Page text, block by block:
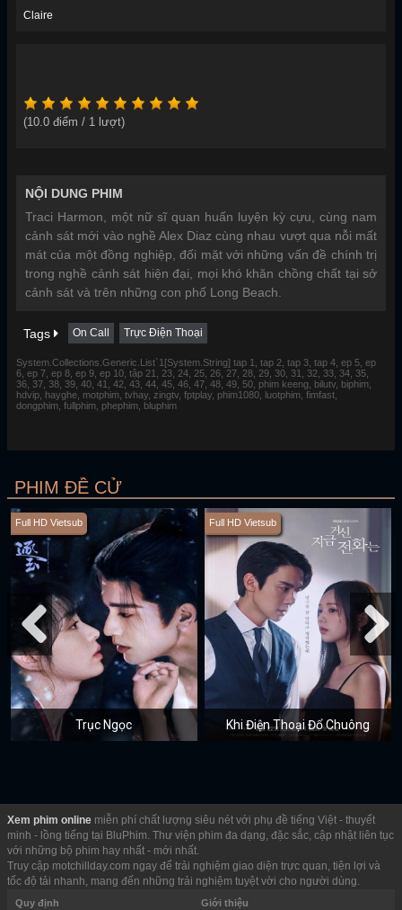
Claire
(10.0 điểm / 1 lượt)
NỘI DUNG PHIM
Traci Harmon, một nữ sĩ quan huấn luyện kỳ cựu, cùng nam
cảnh sát mới vào nghề Alex Diaz cùng nhau vượt qua nỗi mất
mát của một đồng nghiệp, đối mặt với những vấn đề chính trị
trong nghề cảnh sát hiện đại, mọi khó khăn chồng chất tại sở
cảnh sát và trên những con phố Long Beach.
Tags On Call Trực Điện Thoại
System.Collections.Generic.List`1[System.String] tap 1, tap 2, tap 3, tap 4, ep 5, ep
6, ep 7, ep 8, ep 9, ep 10, tập 21, 23, 24, 25, 26, 27, 28, 29, 30, 31, 32, 33, 34, 35,
36, 37, 38, 39, 40, 41, 42, 43, 44, 45, 46, 47, 48, 49, 50, phim keeng, bilutv, biphim,
hdvip, hayghe, motphim, tvhay, zingtv, fptplay, phim1080, luotphim, fimfast,
dongphim, fullphim, phephim, bluphim
PHIM ĐỀ CỬ
Full HD Vietsub
Trục Ngọc
Full HD Vietsub
Khi Điện Thoại Đổ Chuông
Xem phim online miễn phí chất lượng siêu nét với phụ đề tiếng Việt - thuyết
minh - lồng tiếng tại BluPhim. Thư viện phim đa dạng, đặc sắc, cập nhật liên tục
với những bộ phim hay nhất - mới nhất.
Truy cập motchillday.com ngay để trải nghiệm giao diện trực quan, tiện lợi và
tốc độ tải nhanh, mang đến những trải nghiệm tuyệt vời cho người dùng.
Quy định Giới thiệu